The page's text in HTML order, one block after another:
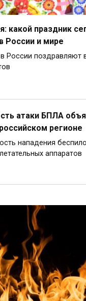
какой праздник
России и мире
России поздравляют
атаки БПЛА
российском регионе
нападения
летательных аппаратов